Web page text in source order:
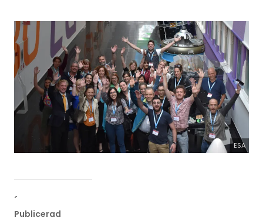
ESA
´
Publicerad